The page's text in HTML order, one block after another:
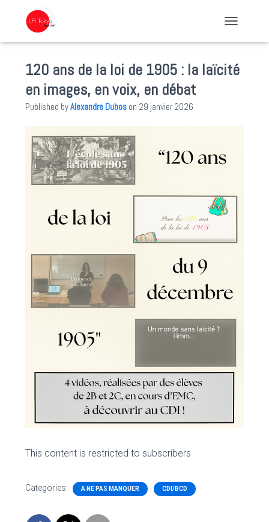
120 ans de la loi de 1905 : la laïcité
en images, en voix, en débat
Published byAlexandre Dubos on 29 janvier 2026
This content is restricted to subscribers
Categories: A NE PAS MANQUER CDI/BCD